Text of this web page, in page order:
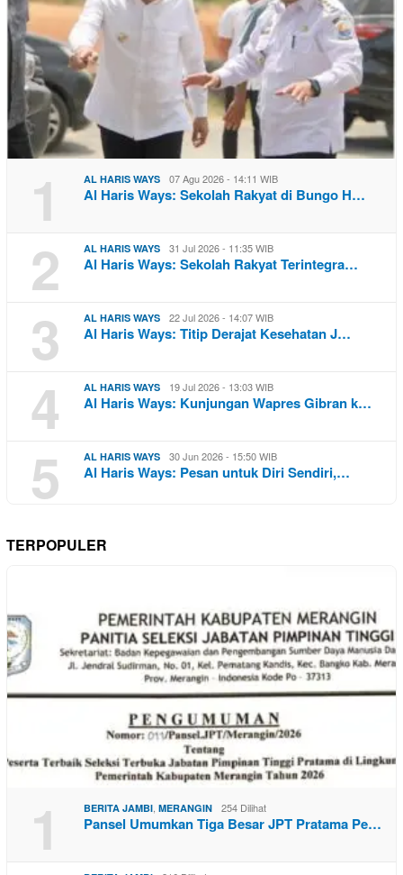
1 AL HARIS WAYS 07 Agu 2026 - 14:11 WIB
Al Haris Ways: Sekolah Rakyat di Bungo H…
2 AL HARIS WAYS 31 Jul 2026 - 11:35 WIB
Al Haris Ways: Sekolah Rakyat Terintegra…
3 AL HARIS WAYS 22 Jul 2026 - 14:07 WIB
Al Haris Ways: Titip Derajat Kesehatan J…
4 AL HARIS WAYS 19 Jul 2026 - 13:03 WIB
Al Haris Ways: Kunjungan Wapres Gibran k…
5 AL HARIS WAYS 30 Jun 2026 - 15:50 WIB
Al Haris Ways: Pesan untuk Diri Sendiri,…
TERPOPULER
1 BERITA JAMBI MERANGIN 254 Dilihat
Pansel Umumkan Tiga Besar JPT Pratama Pe…